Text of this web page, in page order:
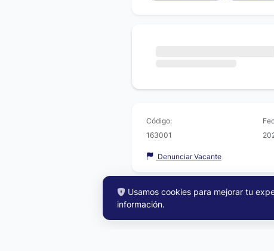
Código:
163001
Denunciar Vacante
Usamos cookies para mejorar tu
información.